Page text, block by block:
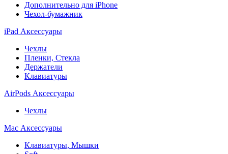
Дополнительно для iPhone
Чехол-бумажник
iPad Аксессуары
Чехлы
Пленки, Стекла
Держатели
Клавиатуры
AirPods Аксессуары
Чехлы
Mac Аксессуары
Клавиатуры, Мышки